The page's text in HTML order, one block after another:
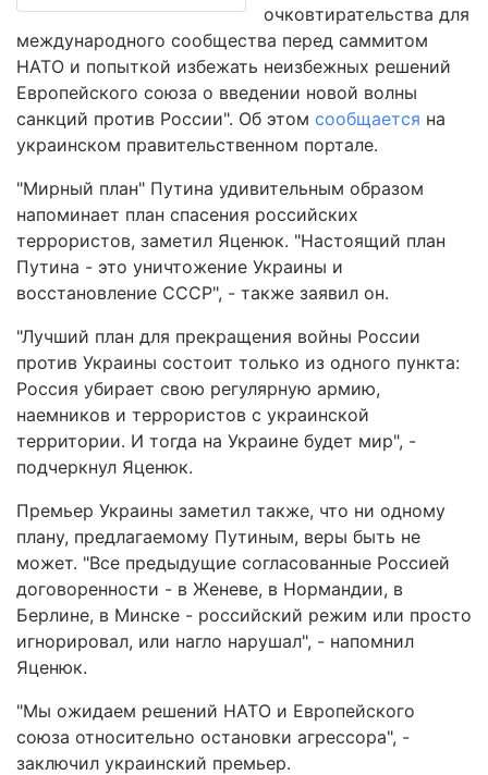
очковтирательства для
международного сообщества перед саммитом
НАТО и попыткой избежать неизбежных решений
Европейского союза о введении новой волны
санкций против России". Об этом сообщается на
украинском правительственном портале.
"Мирный план" Путина удивительным образом
напоминает план спасения российских
террористов, заметил Яценюк. "Настоящий план
Путина - это уничтожение Украины и
восстановление СССР", - также заявил он.
"Лучший план для прекращения войны России
против Украины состоит только из одного пункта:
Россия убирает свою регулярную армию,
наемников и террористов с украинской
территории. И тогда на Украине будет мир", -
подчеркнул Яценюк.
Премьер Украины заметил также, что ни одному
плану, предлагаемому Путиным, веры быть не
может. "Все предыдущие согласованные Россией
договоренности - в Женеве, в Нормандии, в
Берлине, в Минске - российский режим или просто
игнорировал, или нагло нарушал", - напомнил
Яценюк.
"Мы ожидаем решений НАТО и Европейского
союза относительно остановки агрессора", -
заключил украинский премьер.